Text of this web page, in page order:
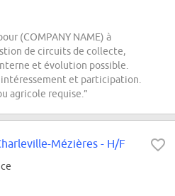
(COMPANY NAME) à
de circuits de collecte,
et évolution possible.
et participation.
agricole requise.”
Mézières - H/F